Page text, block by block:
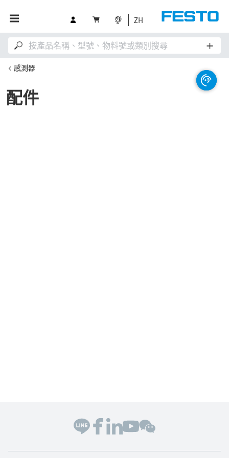
ZH
感測器
配件